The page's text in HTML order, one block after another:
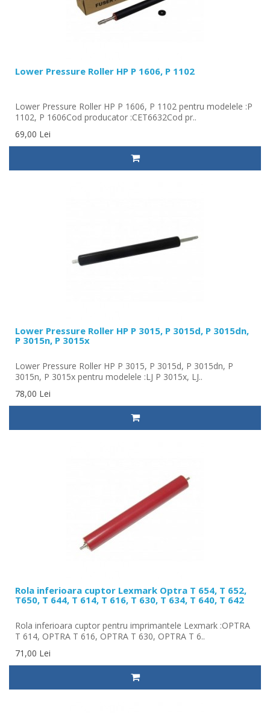
Lower Pressure Roller HP P 1606, P 1102
Lower Pressure Roller HP P 1606, P 1102 pentru modelele :P
1102, P 1606Cod producator :CET6632Cod pr..
69,00 Lei
Lower Pressure Roller HP P 3015, P 3015d, P 3015dn,
P 3015n, P 3015x
Lower Pressure Roller HP P 3015, P 3015d, P 3015dn, P
3015n, P 3015x pentru modelele :LJ P 3015x, LJ..
78,00 Lei
Rola inferioara cuptor Lexmark Optra T 654, T 652,
T650, T 644, T 614, T 616, T 630, T 634, T 640, T 642
Rola inferioara cuptor pentru imprimantele Lexmark :OPTRA
T 614, OPTRA T 616, OPTRA T 630, OPTRA T 6..
71,00 Lei